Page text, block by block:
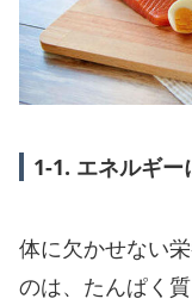
1-1. エネルギー
体に欠かせない
のは、たんぱく